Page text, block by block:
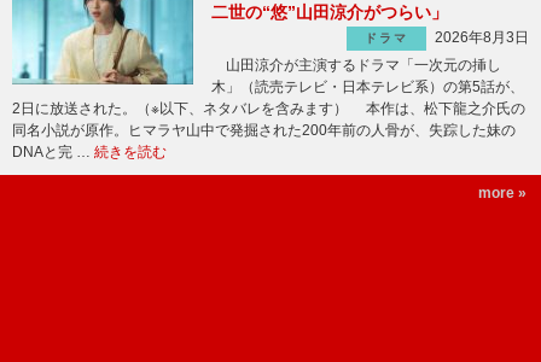
二世の“悠”山田涼介がつらい」
ドラマ
2026年8月3日
山田涼介が主演するドラマ「一次元の挿し
木」（読売テレビ・日本テレビ系）の第5話が、
2日に放送された。（※以下、ネタバレを含みます） 本作は、松下龍之介氏の
同名小説が原作。ヒマラヤ山中で発掘された200年前の人骨が、失踪した妹の
DNAと完 … 続きを読む
more »